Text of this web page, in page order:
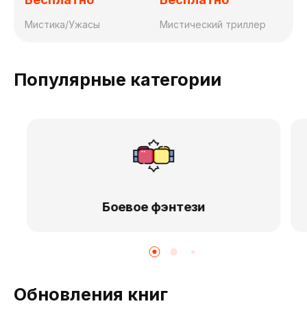
Мистика/Ужасы Мистический триллер
Популярные категории
Боевое фэнтези
Обновления книг